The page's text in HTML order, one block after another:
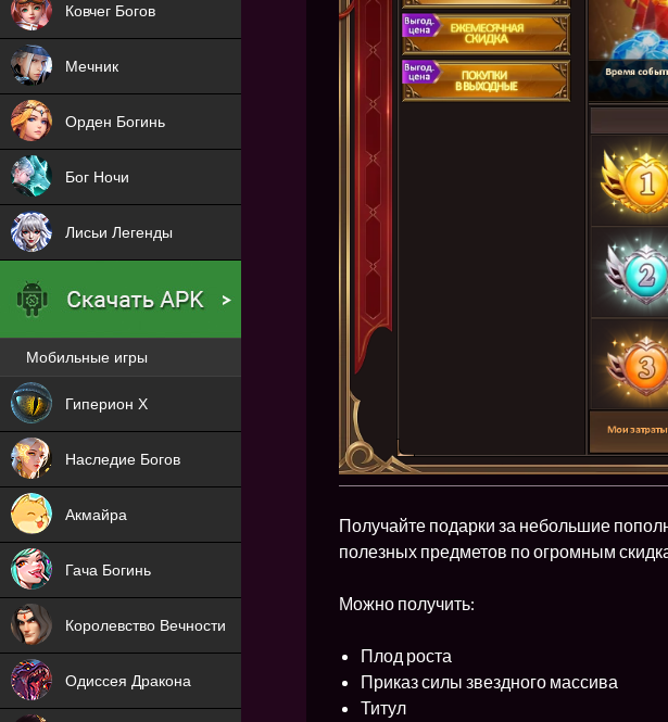
Получайте подарки за небольшие
полезных предметов по огромным
Можно получить:
Плод роста
Приказ силы звездного массива
Титул
Ковчег Богов
Мечник
Орден Богинь
Бог Ночи
Лисьи Легенды
Мобильные игры
Гиперион Х
Наследие Богов
NEW
Акмайра
NEW
Гача Богинь
NEW
Королевство Вечности
NEW
Одиссея Дракона
NEW
NEW